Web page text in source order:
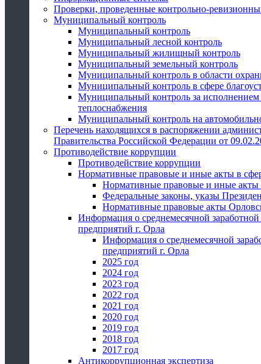
Проверки, проведенные контрольно-
Муниципальный контроль
Муниципальный контроль
Муниципальный лесной контроль
Муниципальный жилищный контроль
Муниципальный земельный контроль
Муниципальный контроль в области
Муниципальный контроль в сфере
Муниципальный контроль за исполнением
теплоснабжения
Муниципальный контроль на
Перечень находящихся в распоряжении
Правительства Российской Федерации от
Противодействие коррупции
Противодействие коррупции
Нормативные правовые и иные акты в
Нормативные правовые и иные акты
Федеральные законы, указы
Нормативные правовые акты
Информация о среднемесячной
предприятий г. Орла
Информация о среднемесячной
предприятий г. Орла
2025 год
2024 год
2023 год
2022 год
2021 год
2020 год
2019 год
2018 год
2017 год
Антикоррупционная экспертиза